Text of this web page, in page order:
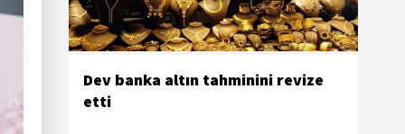
Dev banka altın tahminini revize
etti